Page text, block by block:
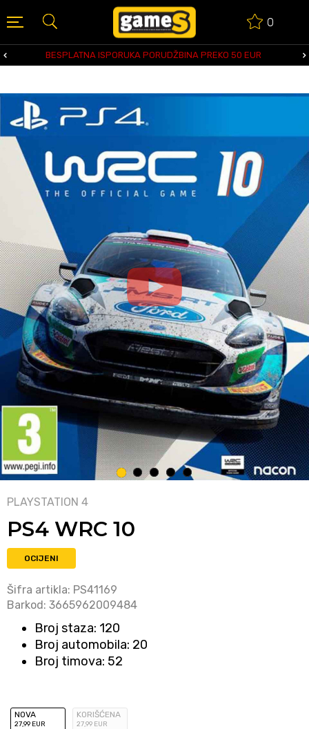
0
BESPLATNA ISPORUKA PORUDŽBINA PREKO 50 EUR
1 2 3 4 5
PLAYSTATION 4
PS4 WRC 10
OCIJENI
Šifra artikla: PS41169
Barkod: 3665962009484
Broj staza: 120
Broj automobila: 20
Broj timova: 52
NOVA
27,99 EUR
KORIŠĆENA
27,99 EUR